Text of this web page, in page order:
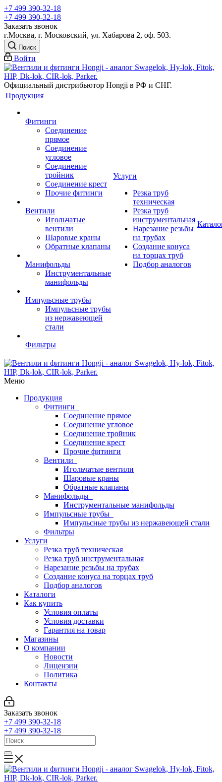
+7 499 390-32-18
+7 499 390-32-18
Заказать звонок
г.Москва, г. Московский, ул. Хабарова 2, оф. 503.
Поиск
Войти
Официальный дистрибьютор Hongji в РФ и СНГ.
Продукция
Фитинги
Соединение
прямое
Соединение
угловое
Соединение
тройник
Соединение крест
Прочие фитинги
Вентили
Игольчатые
вентили
Шаровые краны
Обратные клапаны
Манифольды
Инструментальные
манифольды
Импульсные трубы
Импульсные трубы
из нержавеющей
стали
Фильтры
Услуги
Резка труб
техническая
Резка труб
инструментальная
Нарезание резьбы
на трубах
Создание конуса
на торцах труб
Подбор аналогов
Меню
Продукция
Фитинги
Соединение прямое
Соединение угловое
Соединение тройник
Соединение крест
Прочие фитинги
Вентили
Игольчатые вентили
Шаровые краны
Обратные клапаны
Манифольды
Инструментальные манифольды
Импульсные трубы
Импульсные трубы из нержавеющей стали
Фильтры
Услуги
Резка труб техническая
Резка труб инструментальная
Нарезание резьбы на трубах
Создание конуса на торцах труб
Подбор аналогов
Каталоги
Как купить
Условия оплаты
Условия доставки
Гарантия на товар
Магазины
О компании
Новости
Лицензии
Политика
Контакты
Заказать звонок
+7 499 390-32-18
+7 499 390-32-18